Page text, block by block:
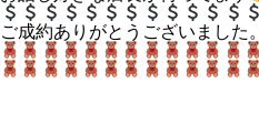
ご成約ありがとうございました。